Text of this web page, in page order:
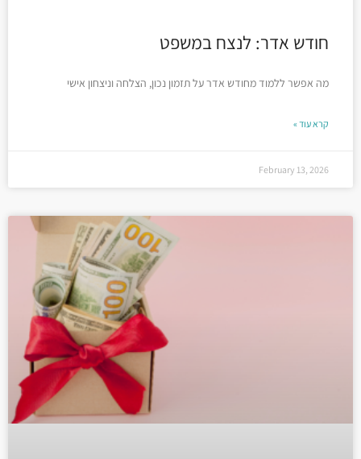
חודש אדר: לנצח במשפט
מה אפשר ללמוד מחודש אדר על תזמון נכון, הצלחה וניצחון אישי
קרא עוד »
February 13, 2026